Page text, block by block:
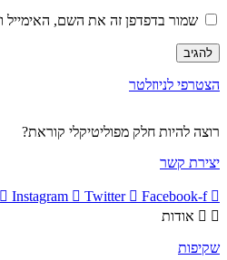
שמור בדפדפן זה את השם,
הצטרפי לניוזלטר
רוצה להיות חלק מפוליטיקלי קוראת?
יצירת קשר
Instagram Twitter
Facebook-f
אודות
שקיפות